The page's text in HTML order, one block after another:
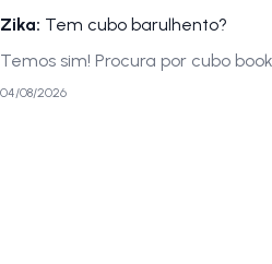
A LOJA NA PISTA não se
Verifique as dimensões do produto e
Zika: Tem cubo barulhento?
Temos sim! Procura por cubo
04/08/2026